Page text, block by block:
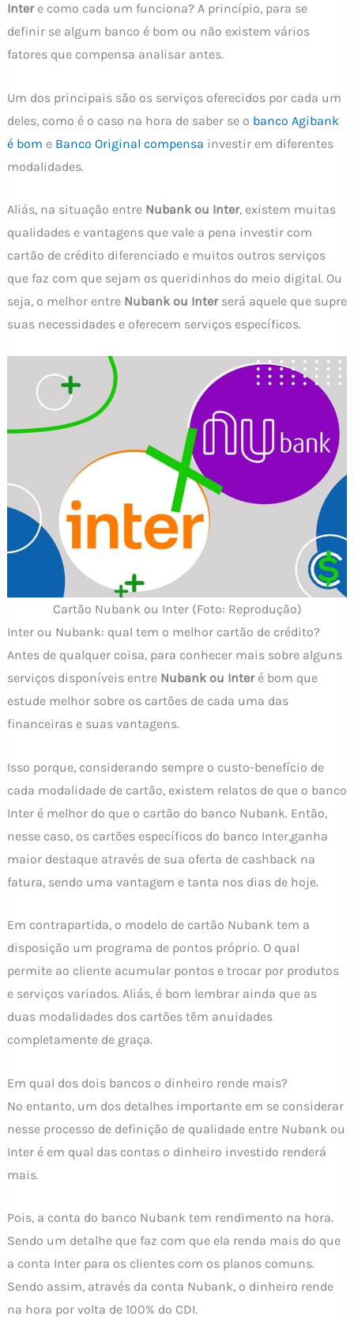
Intere como cada um funciona? A princípio, para se
definir se algum banco é bom ou não existem vários
fatores que compensa analisar antes.
Um dos principais são os serviços oferecidos por cada um
deles, como é o caso na hora de saber se o banco Agibank
é bom e Banco Original compensa investir em diferentes
modalidades.
Aliás, na situação entre Nubank ou Inter, existem muitas
qualidades e vantagens que vale a pena investir com
cartão de crédito diferenciado e muitos outros serviços
que faz com que sejam os queridinhos do meio digital. Ou
seja, o melhor entre Nubank ou Interserá aquele que supre
suas necessidades e oferecem serviços específicos.
Cartão Nubank ou Inter (Foto: Reprodução)
Inter ou Nubank: qual tem o melhor cartão de crédito?
Antes de qualquer coisa, para conhecer mais sobre alguns
serviços disponíveis entre Nubank ou Inter é bom que
estude melhor sobre os cartões de cada uma das
financeiras e suas vantagens.
Isso porque, considerando sempre o custo-benefício de
cada modalidade de cartão, existem relatos de que o banco
Inter é melhor do que o cartão do banco Nubank. Então,
nesse caso, os cartões específicos do banco Inter,ganha
maior destaque através de sua oferta de cashback na
fatura, sendo uma vantagem e tanta nos dias de hoje.
Em contrapartida, o modelo de cartão Nubank tem a
disposição um programa de pontos próprio. O qual
permite ao cliente acumular pontos e trocar por produtos
e serviços variados. Aliás, é bom lembrar ainda que as
duas modalidades dos cartões têm anuidades
completamente de graça.
Em qual dos dois bancos o dinheiro rende mais?
No entanto, um dos detalhes importante em se considerar
nesse processo de definição de qualidade entre Nubank ou
Inter é em qual das contas o dinheiro investido renderá
mais.
Pois, a conta do banco Nubank tem rendimento na hora.
Sendo um detalhe que faz com que ela renda mais do que
a conta Inter para os clientes com os planos comuns.
Sendo assim, através da conta Nubank, o dinheiro rende
na hora por volta de 100% do CDI.